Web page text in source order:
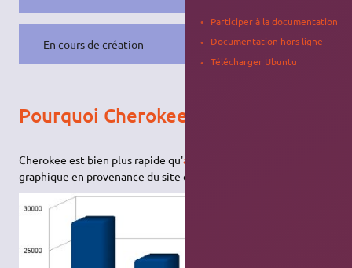
En cours de création
Pourquoi Cherokee ?
Cherokee est bien plus rapide qu'apache2
graphique en provenance du site qui a fait des benchmarks:
Participer à la documentation
Documentation hors ligne
Télécharger Ubuntu